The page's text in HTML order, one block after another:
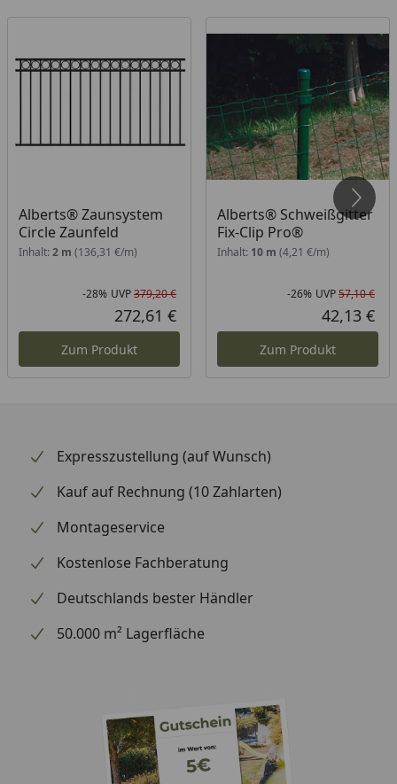
Alberts® Zaunsystem
Circle Zaunfeld
Inhalt: 2 m (136,31 €/m)
Rabatt in Prozent
-28%
Ursprünglicher Preis
UVP379,20 €
Aktueller Preis
272,61 €
Zum Produkt
Alberts® Schweißgitter
Fix-Clip Pro®
Inhalt: 10 m (4,21 €/m)
-26% UVP57,10 €
42,13 €
Zum Produkt
Expresszustellung (auf Wunsch)
Kauf auf Rechnung (10 Zahlarten)
Montageservice
Kostenlose Fachberatung
Deutschlands bester Händler
50.000 m² Lagerfläche